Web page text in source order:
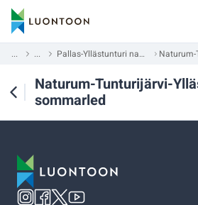
... ... Pallas-Yllästunturi nationalpark
Naturum-Tunturijärvi-
sommarled